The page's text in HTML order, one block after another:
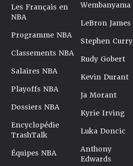
Les Français en
NBA
Programme NBA
Classements NBA
Salaires NBA
Playoffs NBA
Dossiers NBA
Encyclopédie
TrashTalk
Équipes NBA
Wembanyama
LeBron James
Stephen Curry
Rudy Gobert
Kevin Durant
Ja Morant
Kyrie Irving
Luka Doncic
Anthony
Edwards